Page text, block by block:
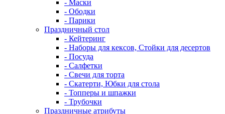
- Маски
- Ободки
- Парики
Праздничный стол
- Кейтеринг
- Наборы для кексов, Стойки для десертов
- Посуда
- Салфетки
- Свечи для торта
- Скатерти, Юбки для стола
- Топперы и шпажки
- Трубочки
Праздничные атрибуты